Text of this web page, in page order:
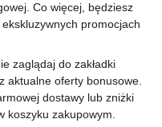
Co więcej, będziesz
promocjach
zaglądaj do zakładki
aktualne oferty bonusowe.
dostawy lub zniżki
koszyku zakupowym.